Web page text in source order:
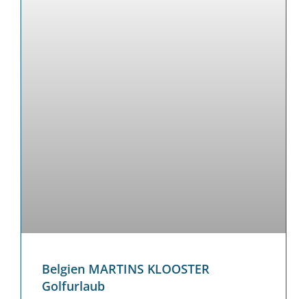
Belgien MARTINS KLOOSTER
Golfurlaub